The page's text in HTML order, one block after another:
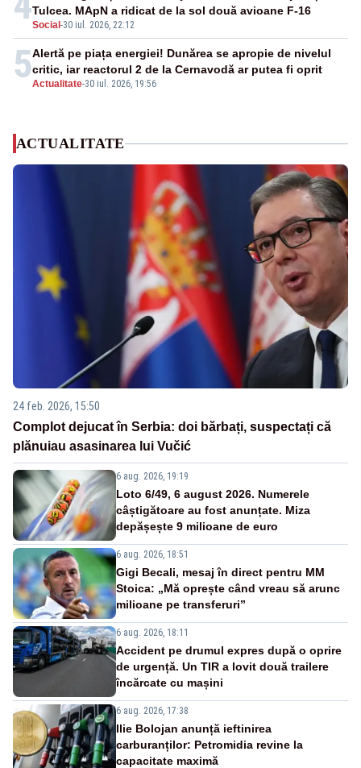
Social -30 iul. 2026, 22:12
Tulcea. MApN a ridicat de la sol două avioane F-16
5Actualitate-30 iul. 2026, 19:56
Alertă pe piața energiei! Dunărea se apropie de nivelul
critic, iar reactorul 2 de la Cernavodă ar putea fi oprit
ACTUALITATE
24 feb. 2026, 15:50
Complot dejucat în Serbia: doi bărbați, suspectați că
plănuiau asasinarea lui Vučić
6 aug. 2026, 19:19
Loto 6/49, 6 august 2026. Numerele
câștigătoare au fost anunțate. Miza
depășește 9 milioane de euro
6 aug. 2026, 18:51
Gigi Becali, mesaj în direct pentru MM
Stoica: „Mă oprește când vreau să arunc
milioane pe transferuri”
6 aug. 2026, 18:11
Accident pe drumul expres după o oprire
de urgență. Un TIR a lovit două trailere
încărcate cu mașini
6 aug. 2026, 17:38
Ilie Bolojan anunță ieftinirea
carburanților: Petromidia revine la
capacitate maximă